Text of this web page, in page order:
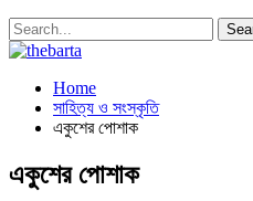
Home
সাহিত্য ও সংস্কৃতি
একুশের পোশাক
একুশের পোশাক